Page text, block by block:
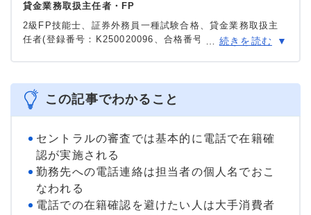
貸金業務取扱主任者・FP
2級FP技能士、証券外務員一種試験合格、貸金業務取扱主
任者(登録番号：K250020096、合格番号：第F241000177
ン、FX、不動産、保険など、多くの金融領域における情報
メディアの編集・監修に携わり、実績は計2000本以上。ロ
ーン利用者へのインタビューなども多数実施し、専門知識
＞＞公式ページ
続きを読む
この記事でわかること
セントラルの審査では基本的に電話で在籍確
認が実施される
勤務先への電話連絡は担当者の個人名でおこ
なわれる
電話での在籍確認を避けたい人は大手消費者